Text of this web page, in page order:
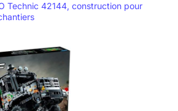
Technic 42144, construction pour